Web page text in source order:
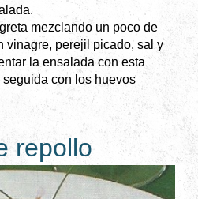
mezclando un poco de
vinagre, perejil picado, sal y
la ensalada con esta
con los huevos
repollo